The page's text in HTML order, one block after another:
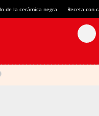
de la cerámica negra Receta con